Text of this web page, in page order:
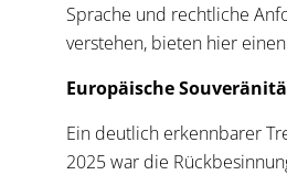
Sprache und rechtliche
verstehen, bieten hier
Europäische
Ein deutlich erkennbarer
2025 war die